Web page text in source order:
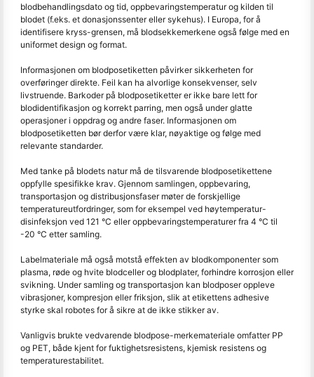
blodbehandlingsdato og tid, oppbevaringstemperatur og kilden til
blodet (f.eks. et donasjonssenter eller sykehus). I Europa, for å
identifisere kryss-grensen, må blodsekkemerkene også følge med en
uniformet design og format.
Informasjonen om blodposetiketten påvirker sikkerheten for
overføringer direkte. Feil kan ha alvorlige konsekvenser, selv
livstruende. Barkoder på blodposetiketter er ikke bare lett for
blodidentifikasjon og korrekt parring, men også under glatte
operasjoner i oppdrag og andre faser. Informasjonen om
blodposetiketten bør derfor være klar, nøyaktige og følge med
relevante standarder.
Med tanke på blodets natur må de tilsvarende blodposetikettene
oppfylle spesifikke krav. Gjennom samlingen, oppbevaring,
transportasjon og distribusjonsfaser møter de forskjellige
temperatureutfordringer, som for eksempel ved høytemperatur-
disinfeksjon ved 121 °C eller oppbevaringstemperaturer fra 4 °C til
-20 °C etter samling.
Labelmateriale må også motstå effekten av blodkomponenter som
plasma, røde og hvite blodceller og blodplater, forhindre korrosjon eller
svikning. Under samling og transportasjon kan blodposer oppleve
vibrasjoner, kompresjon eller friksjon, slik at etikettens adhesive
styrke skal robotes for å sikre at de ikke stikker av.
Vanligvis brukte vedvarende blodpose-merkemateriale omfatter PP
og PET, både kjent for fuktighetsresistens, kjemisk resistens og
temperaturestabilitet.